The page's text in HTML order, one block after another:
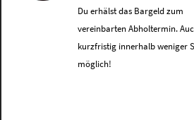
Du erhälst das Bargeld zum
vereinbarten Abholtermin.
kurzfristig innerhalb weniger
möglich!